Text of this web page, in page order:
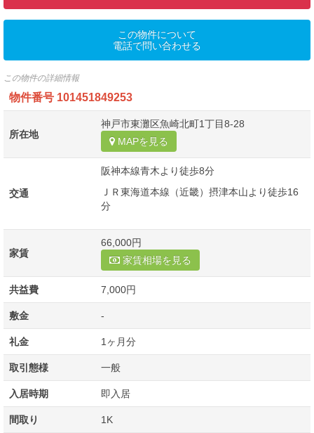
この物件について
電話で問い合わせる
この物件の詳細情報
物件番号 101451849253
所在地
神戸市東灘区魚崎北町1丁目8-28
MAPを見る
交通
阪神本線青木より徒歩8分
ＪＲ東海道本線（近畿）摂津本山より徒歩16
分
家賃
66,000円
家賃相場を見る
共益費 7,000円
敷金 -
礼金 1ヶ月分
取引態様 一般
入居時期 即入居
間取り 1K